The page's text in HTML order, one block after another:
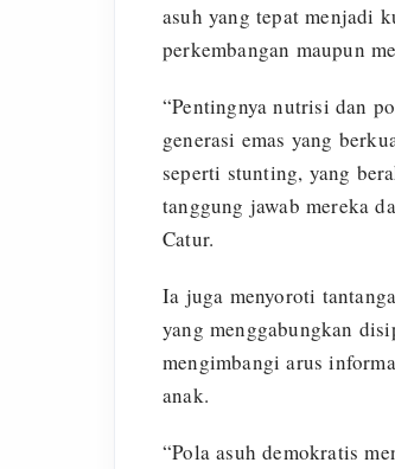
asuh yang tepat menjadi
perkembangan maupun
“Pentingnya nutrisi dan
generasi emas yang
seperti stunting, yang
tanggung jawab mereka
Catur.
Ia juga menyoroti
yang menggabungkan
mengimbangi arus
anak.
“Pola asuh demokratis